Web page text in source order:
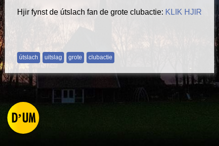
D’UM
Hjir fynst de útslach fan de grote clubactie: KLIK HJIR
útslach uitslag grote clubactie